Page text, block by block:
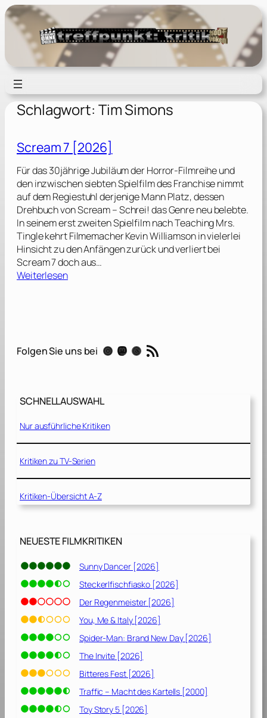
Zum
Inhalt
springen
Schlagwort: Tim Simons
Scream 7 [2026]
Für das 30jährige Jubiläum der Horror-Filmreihe und
den inzwischen siebten Spielfilm des Franchise nimmt
auf dem Regiestuhl derjenige Mann Platz, dessen
Drehbuch von Scream – Schrei! das Genre neu belebte.
In seinem erst zweiten Spielfilm nach Teaching Mrs.
Tingle kehrt Filmemacher Kevin Williamson in vielerlei
Hinsicht zu den Anfängen zurück und verliert bei
Scream 7 doch aus…
Weiterlesen:
m
2
2
6
]
Folgen Sie uns bei Instagram Mastodon Threads RSS-Feed
SCHNELLAUSWAHL
Nur ausführliche Kritiken
Kritiken zu TV-Serien
Kritiken-Übersicht A-Z
NEUESTE FILMKRITIKEN
Sunny Dancer [2026]
Steckerlfischfiasko [2026]
Der Regenmeister [2026]
You, Me & Italy [2026]
Spider-Man: Brand New Day [2026]
The Invite [2026]
Bitteres Fest [2026]
Traffic – Macht des Kartells [2000]
Toy Story 5 [2026]